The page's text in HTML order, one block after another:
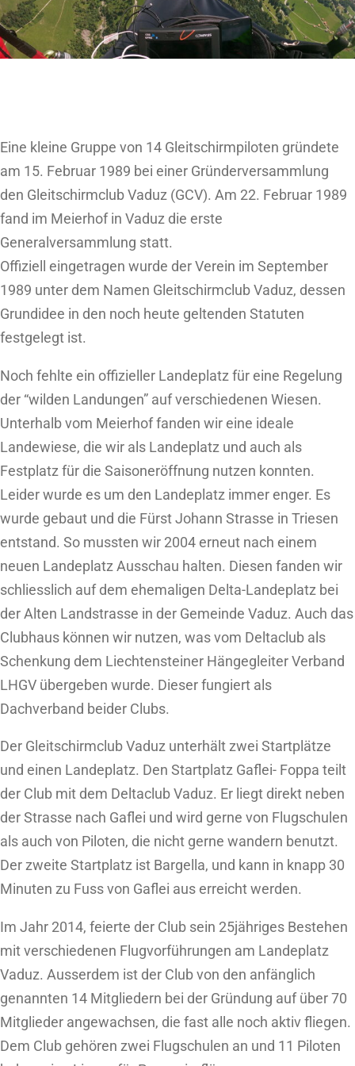
Eine kleine Gruppe von 14 Gleitschirmpiloten gründete
am 15. Februar 1989 bei einer Gründerversammlung
den Gleitschirmclub Vaduz (GCV). Am 22. Februar 1989
fand im Meierhof in Vaduz die erste
Generalversammlung statt.
Offiziell eingetragen wurde der Verein im September
1989 unter dem Namen Gleitschirmclub Vaduz, dessen
Grundidee in den noch heute geltenden Statuten
festgelegt ist.
Noch fehlte ein offizieller Landeplatz für eine Regelung
der “wilden Landungen” auf verschiedenen Wiesen.
Unterhalb vom Meierhof fanden wir eine ideale
Landewiese, die wir als Landeplatz und auch als
Festplatz für die Saisoneröffnung nutzen konnten.
Leider wurde es um den Landeplatz immer enger. Es
wurde gebaut und die Fürst Johann Strasse in Triesen
entstand. So mussten wir 2004 erneut nach einem
neuen Landeplatz Ausschau halten. Diesen fanden wir
schliesslich auf dem ehemaligen Delta-Landeplatz bei
der Alten Landstrasse in der Gemeinde Vaduz. Auch das
Clubhaus können wir nutzen, was vom Deltaclub als
Schenkung dem Liechtensteiner Hängegleiter Verband
LHGV übergeben wurde. Dieser fungiert als
Dachverband beider Clubs.
Der Gleitschirmclub Vaduz unterhält zwei Startplätze
und einen Landeplatz. Den Startplatz Gaflei- Foppa teilt
der Club mit dem Deltaclub Vaduz. Er liegt direkt neben
der Strasse nach Gaflei und wird gerne von Flugschulen
als auch von Piloten, die nicht gerne wandern benutzt.
Der zweite Startplatz ist Bargella, und kann in knapp 30
Minuten zu Fuss von Gaflei aus erreicht werden.
Im Jahr 2014, feierte der Club sein 25jähriges Bestehen
mit verschiedenen Flugvorführungen am Landeplatz
Vaduz. Ausserdem ist der Club von den anfänglich
genannten 14 Mitgliedern bei der Gründung auf über 70
Mitglieder angewachsen, die fast alle noch aktiv fliegen.
Dem Club gehören zwei Flugschulen an und 11 Piloten